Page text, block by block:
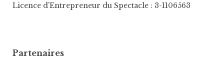
Licence d’Entrepreneur du Spectacle : 3-1106563
Partenaires